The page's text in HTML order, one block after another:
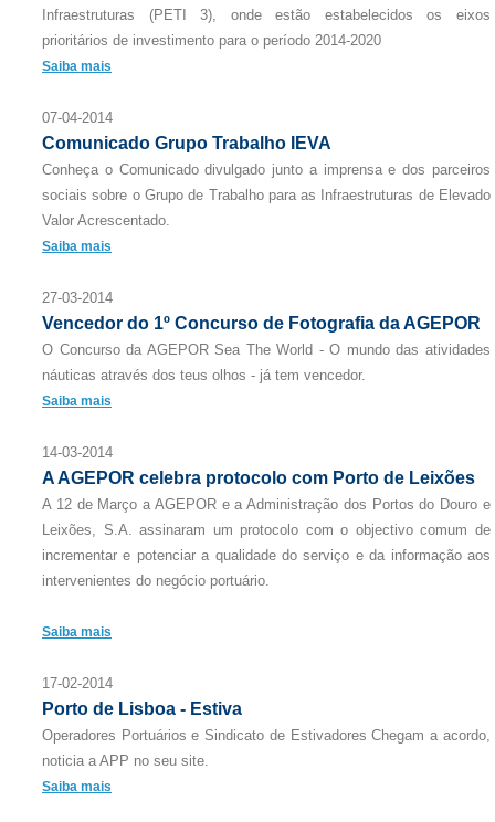
Infraestruturas (PETI 3), onde estão estabelecidos os eixos
prioritários de investimento para o período 2014-2020
Saiba mais
07-04-2014
Comunicado Grupo Trabalho IEVA
Conheça o Comunicado divulgado junto a imprensa e dos parceiros
sociais sobre o Grupo de Trabalho para as Infraestruturas de Elevado
Valor Acrescentado.
Saiba mais
27-03-2014
Vencedor do 1º Concurso de Fotografia da AGEPOR
O Concurso da AGEPOR Sea The World - O mundo das atividades
náuticas através dos teus olhos - já tem vencedor.
Saiba mais
14-03-2014
A AGEPOR celebra protocolo com Porto de Leixões
A 12 de Março a AGEPOR e a Administração dos Portos do Douro e
Leixões, S.A. assinaram um protocolo com o objectivo comum de
incrementar e potenciar a qualidade do serviço e da informação aos
intervenientes do negócio portuário.
Saiba mais
17-02-2014
Porto de Lisboa - Estiva
Operadores Portuários e Sindicato de Estivadores Chegam a acordo,
noticia a APP no seu site.
Saiba mais